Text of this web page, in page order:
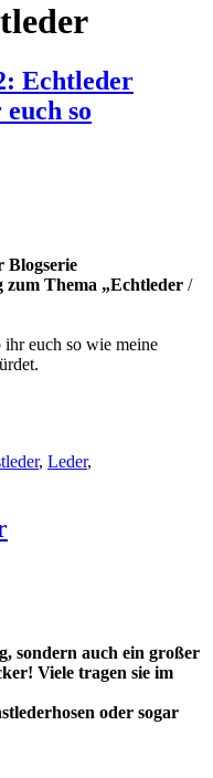
Echtleder
so
Blogserie
zum Thema „Echtleder /
euch so wie meine
, Leder,
sondern auch ein großer
Viele tragen sie im
oder sogar